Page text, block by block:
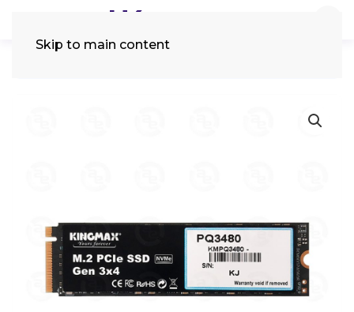
Skip to main content